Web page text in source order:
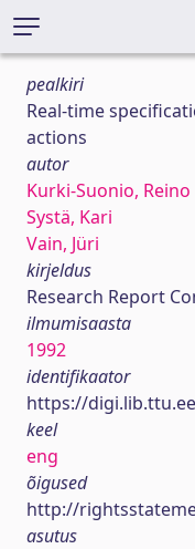
pealkiri
Real-time
actions
autor
Kurki-Suonio, Reino
Systä, Kari
Vain, Jüri
kirjeldus
Research Report
ilmumisaasta
1992
identifikaator
https://
keel
eng
õigused
http://
asutus